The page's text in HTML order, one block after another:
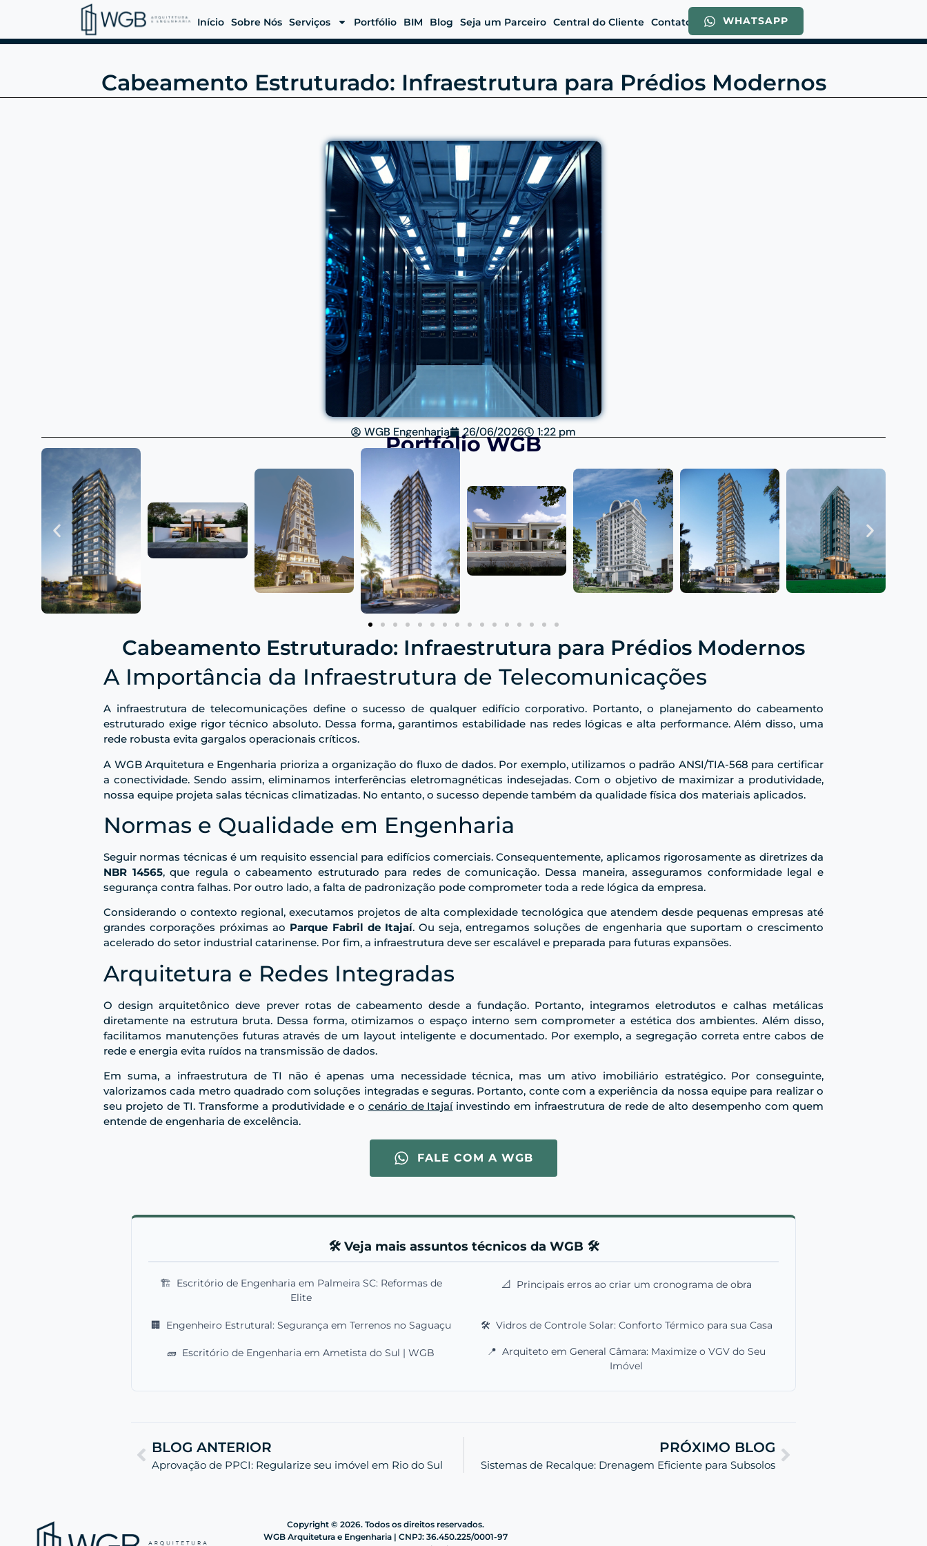
Início Sobre Nós Serviços Portfólio BIM Blog Seja um Parceiro Central do Cliente Contato WHATSAPP
Cabeamento Estruturado: Infraestrutura para Prédios Modernos
WGB Engenharia 26/06/2026 1:22 pm
Portfólio WGB
Cabeamento Estruturado: Infraestrutura para Prédios Modernos
A Importância da Infraestrutura de Telecomunicações
A infraestrutura de telecomunicações define o sucesso de qualquer edifício corporativo. Portanto, o planejamento do cabeamento
estruturado exige rigor técnico absoluto. Dessa forma, garantimos estabilidade nas redes lógicas e alta performance. Além disso, uma
rede robusta evita gargalos operacionais críticos.
A WGB Arquitetura e Engenharia prioriza a organização do fluxo de dados. Por exemplo, utilizamos o padrão ANSI/TIA-568 para certificar
a conectividade. Sendo assim, eliminamos interferências eletromagnéticas indesejadas. Com o objetivo de maximizar a produtividade,
nossa equipe projeta salas técnicas climatizadas. No entanto, o sucesso depende também da qualidade física dos materiais aplicados.
Normas e Qualidade em Engenharia
Seguir normas técnicas é um requisito essencial para edifícios comerciais. Consequentemente, aplicamos rigorosamente as diretrizes da
NBR 14565, que regula o cabeamento estruturado para redes de comunicação. Dessa maneira, asseguramos conformidade legal e
segurança contra falhas. Por outro lado, a falta de padronização pode comprometer toda a rede lógica da empresa.
Considerando o contexto regional, executamos projetos de alta complexidade tecnológica que atendem desde pequenas empresas até
grandes corporações próximas ao Parque Fabril de Itajaí. Ou seja, entregamos soluções de engenharia que suportam o crescimento
acelerado do setor industrial catarinense. Por fim, a infraestrutura deve ser escalável e preparada para futuras expansões.
Arquitetura e Redes Integradas
O design arquitetônico deve prever rotas de cabeamento desde a fundação. Portanto, integramos eletrodutos e calhas metálicas
diretamente na estrutura bruta. Dessa forma, otimizamos o espaço interno sem comprometer a estética dos ambientes. Além disso,
facilitamos manutenções futuras através de um layout inteligente e documentado. Por exemplo, a segregação correta entre cabos de
rede e energia evita ruídos na transmissão de dados.
Em suma, a infraestrutura de TI não é apenas uma necessidade técnica, mas um ativo imobiliário estratégico. Por conseguinte,
valorizamos cada metro quadrado com soluções integradas e seguras. Portanto, conte com a experiência da nossa equipe para realizar o
seu projeto de TI. Transforme a produtividade e o cenário de Itajaíinvestindo em infraestrutura de rede de alto desempenho com quem
entende de engenharia de excelência.
FALE COM A WGB
🛠️ Veja mais assuntos técnicos da WGB 🛠️
🏗️ Escritório de Engenharia em Palmeira SC: Reformas de
Elite
📐 Principais erros ao criar um cronograma de obra
🏢 Engenheiro Estrutural: Segurança em Terrenos no Saguaçu 🛠️ Vidros de Controle Solar: Conforto Térmico para sua Casa
🧱 Escritório de Engenharia em Ametista do Sul | WGB 📍 Arquiteto em General Câmara: Maximize o VGV do Seu
Imóvel
BLOG ANTERIOR
Aprovação de PPCI: Regularize seu imóvel em Rio do Sul
PRÓXIMO BLOG
Sistemas de Recalque: Drenagem Eficiente para Subsolos
Copyright © 2026. Todos os direitos reservados.
WGB Arquitetura e Engenharia | CNPJ: 36.450.225/0001-97